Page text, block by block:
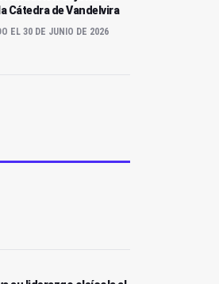
Cátedra de Vandelvira
EL 30 DE JUNIO DE 2026